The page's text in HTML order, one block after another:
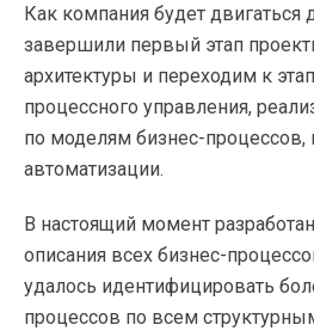
Как компания будет
завершили первый этап
архитектуры и переходим к
процессного управления,
по моделям бизнес-процессов,
автоматизации.
В настоящий момент
описания всех бизнес-
удалось идентифицировать
процессов по всем